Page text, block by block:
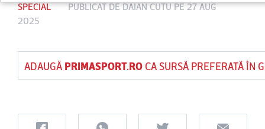
SPECIAL PUBLICAT DEDAIAN CUTUPE 27 AUG
2025
ADAUGĂ PRIMASPORT.ROCA SURSĂ PREFERATĂ ÎN